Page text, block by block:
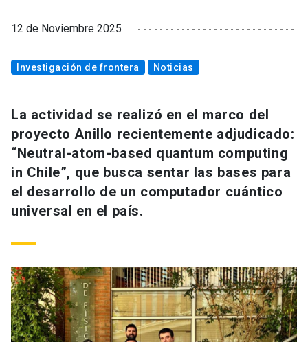
12 de Noviembre 2025
Investigación de frontera Noticias
La actividad se realizó en el marco del
proyecto Anillo recientemente adjudicado:
“Neutral-atom-based quantum computing
in Chile”, que busca sentar las bases para
el desarrollo de un computador cuántico
universal en el país.